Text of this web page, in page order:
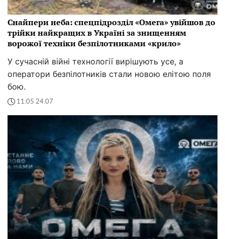
Снайпери неба: спецпідрозділ «Омега» увійшов до
трійки найкращих в Україні за знищенням
ворожої техніки безпілотниками «крило»
У сучасній війні технології вирішують усе, а
оператори безпілотників стали новою елітою поля
бою.
11:05 24.07